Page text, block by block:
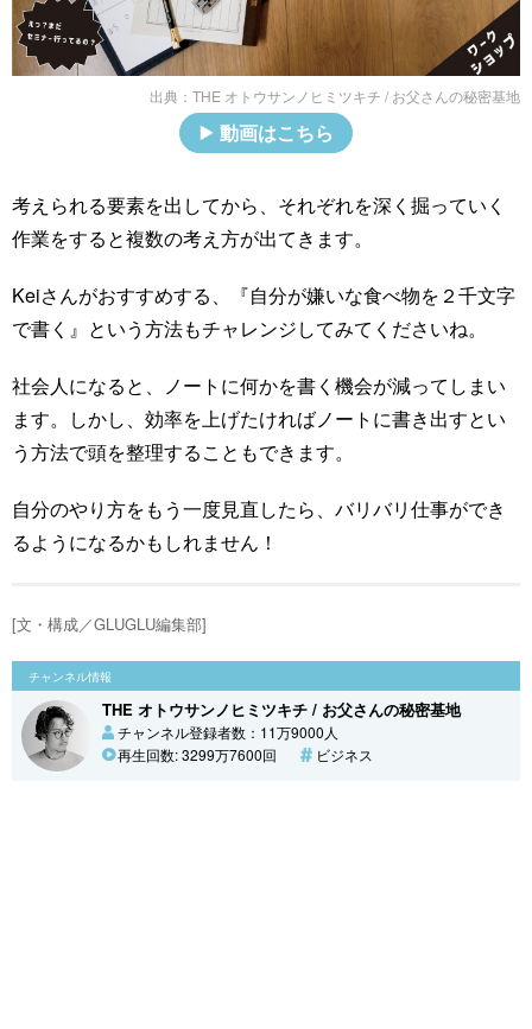
出典： THE オトウサンノヒミツキチ / お父さんの秘密基地
動画はこちら
考えられる要素を出してから、それぞれを深く掘っていく
作業をすると複数の考え方が出てきます。
Keiさんがおすすめする、『自分が嫌いな食べ物を２千文字
で書く』という方法もチャレンジしてみてくださいね。
社会人になると、ノートに何かを書く機会が減ってしまい
ます。しかし、効率を上げたければノートに書き出すとい
う方法で頭を整理することもできます。
自分のやり方をもう一度見直したら、バリバリ仕事ができ
るようになるかもしれません！
[文・構成／GLUGLU編集部]
チャンネル情報
THE オトウサンノヒミツキチ / お父さんの秘密基地
チャンネル登録者数：11万9000人
再生回数: 3299万7600回
ビジネス